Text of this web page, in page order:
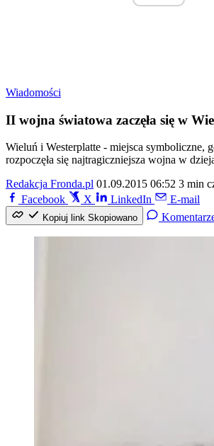
Wiadomości
II wojna światowa zaczęła się w
Wieluń i Westerplatte - miejsca symboliczne,
rozpoczęła się najtragiczniejsza wojna w
Redakcja Fronda.pl 01.09.2015 06:52 3 min
Facebook
X LinkedIn E-mail
Kopiuj link Skopiowano